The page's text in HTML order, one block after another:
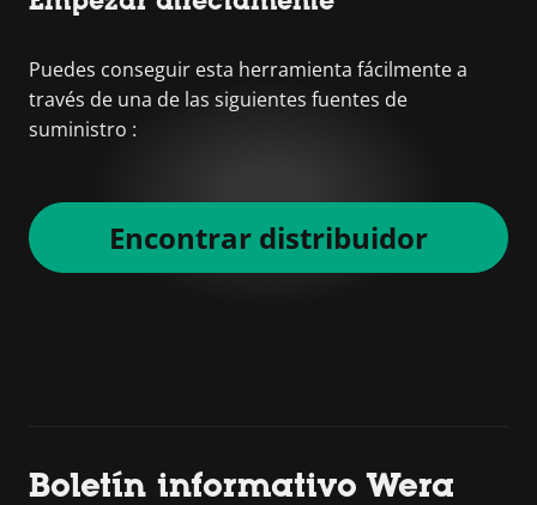
Puedes conseguir esta herramienta fácilmente a
través de una de las siguientes fuentes de
suministro :
Encontrar distribuidor
Boletín informativo Wera